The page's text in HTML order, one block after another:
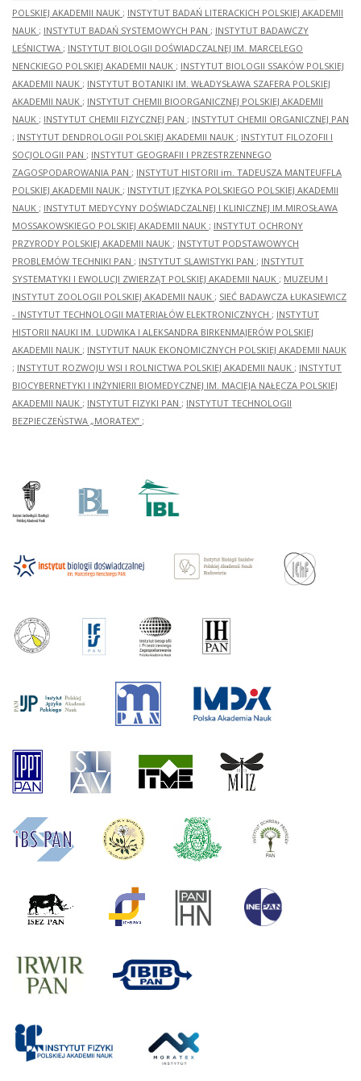
POLSKIEJ AKADEMII NAUK ; INSTYTUT BADAŃ LITERACKICH POLSKIEJ AKADEMII
NAUK ; INSTYTUT BADAŃ SYSTEMOWYCH PAN ; INSTYTUT BADAWCZY
LEŚNICTWA ; INSTYTUT BIOLOGII DOŚWIADCZALNEJ IM. MARCELEGO
NENCKIEGO POLSKIEJ AKADEMII NAUK ; INSTYTUT BIOLOGII SSAKÓW POLSKIEJ
AKADEMII NAUK ; INSTYTUT BOTANIKI IM. WŁADYSŁAWA SZAFERA POLSKIEJ
AKADEMII NAUK ; INSTYTUT CHEMII BIOORGANICZNEJ POLSKIEJ AKADEMII
NAUK ; INSTYTUT CHEMII FIZYCZNEJ PAN ; INSTYTUT CHEMII ORGANICZNEJ PAN
; INSTYTUT DENDROLOGII POLSKIEJ AKADEMII NAUK ; INSTYTUT FILOZOFII I
SOCJOLOGII PAN ; INSTYTUT GEOGRAFII I PRZESTRZENNEGO
ZAGOSPODAROWANIA PAN ; INSTYTUT HISTORII im. TADEUSZA MANTEUFFLA
POLSKIEJ AKADEMII NAUK ; INSTYTUT JĘZYKA POLSKIEGO POLSKIEJ AKADEMII
NAUK ; INSTYTUT MEDYCYNY DOŚWIADCZALNEJ I KLINICZNEJ IM.MIROSŁAWA
MOSSAKOWSKIEGO POLSKIEJ AKADEMII NAUK ; INSTYTUT OCHRONY
PRZYRODY POLSKIEJ AKADEMII NAUK ; INSTYTUT PODSTAWOWYCH
PROBLEMÓW TECHNIKI PAN ; INSTYTUT SLAWISTYKI PAN ; INSTYTUT
SYSTEMATYKI I EWOLUCJI ZWIERZĄT POLSKIEJ AKADEMII NAUK ; MUZEUM I
INSTYTUT ZOOLOGII POLSKIEJ AKADEMII NAUK ; SIEĆ BADAWCZA ŁUKASIEWICZ
- INSTYTUT TECHNOLOGII MATERIAŁÓW ELEKTRONICZNYCH ; INSTYTUT
HISTORII NAUKI IM. LUDWIKA I ALEKSANDRA BIRKENMAJERÓW POLSKIEJ
AKADEMII NAUK ; INSTYTUT NAUK EKONOMICZNYCH POLSKIEJ AKADEMII NAUK
; INSTYTUT ROZWOJU WSI I ROLNICTWA POLSKIEJ AKADEMII NAUK ; INSTYTUT
BIOCYBERNETYKI I INŻYNIERII BIOMEDYCZNEJ IM. MACIEJA NAŁĘCZA POLSKIEJ
AKADEMII NAUK ; INSTYTUT FIZYKI PAN ; INSTYTUT TECHNOLOGII
BEZPIECZEŃSTWA „MORATEX” ;